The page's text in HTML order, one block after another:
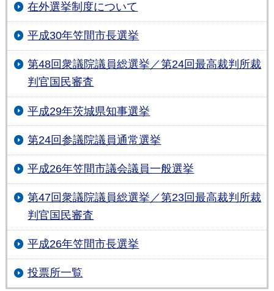
在外選挙制度について
平成30年笠間市長選挙
第48回衆議院議員総選挙／第24回最高裁判所裁
判官国民審査
平成29年茨城県知事選挙
第24回参議院議員通常選挙
平成26年笠間市議会議員一般選挙
第47回衆議院議員総選挙／第23回最高裁判所裁
判官国民審査
平成26年笠間市長選挙
投票所一覧